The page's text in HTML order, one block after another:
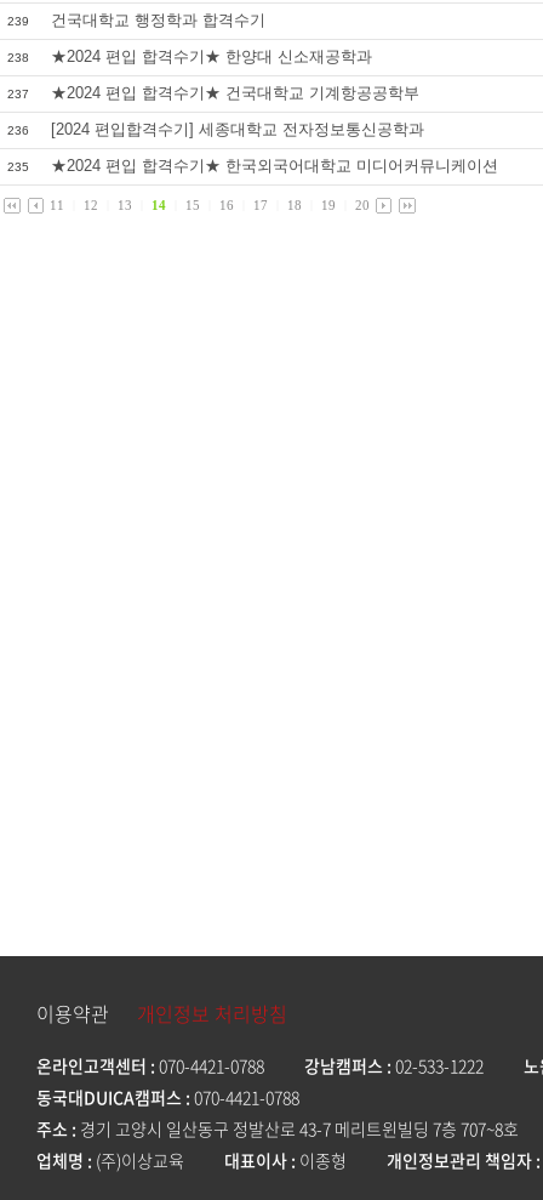
239 건국대학교 행정학과 합격수기
238 ★2024 편입 합격수기★ 한양대 신소재공학과
237 ★2024 편입 합격수기★ 건국대학교 기계항공공학부
236 [2024 편입합격수기] 세종대학교 전자정보통신공학과
235 ★2024 편입 합격수기★ 한국외국어대학교 미디어커뮤니케이션
11 12 13 14 15 16 17 18 19 20
이용약관 개인정보 처리방침
온라인고객센터 070-4421-0788 강남캠퍼스 02-533-1222
동국대DUICA캠퍼스 070-4421-0788
주소 경기 고양시 일산동구 정발산로 43-7 메리트윈빌딩 7층 707~8호
업체명 (주)이상교육 대표이사 이종형 개인정보관리 책임자